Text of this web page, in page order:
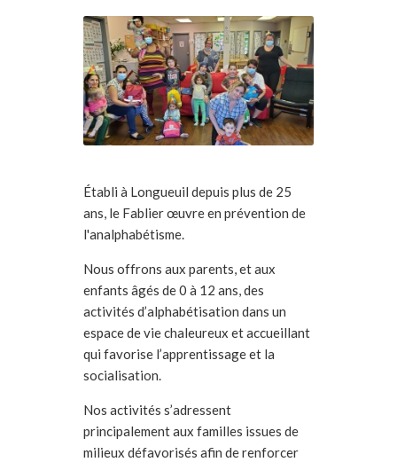
Établi à Longueuil depuis plus de 25
ans, le Fablier œuvre en prévention de
l'analphabétisme.
Nous offrons aux parents, et aux
enfants âgés de 0 à 12 ans, des
activités d’alphabétisation dans un
espace de vie chaleureux et accueillant
qui favorise l’apprentissage et la
socialisation.
Nos activités s’adressent
principalement aux familles issues de
milieux défavorisés afin de renforcer